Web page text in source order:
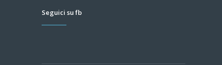
Seguici su fb